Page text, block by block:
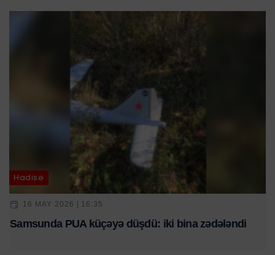
Hadisə
16 MAY 2026 | 16:35
Samsunda PUA küçəyə düşdü: iki bina zədələndi